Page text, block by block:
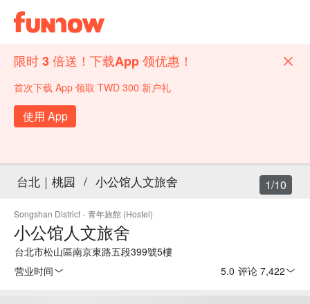
限时 3 倍送！下载App 领优惠！
首次下载 App 领取 TWD 300 新户礼
使用 App
台北｜桃园 / 小公馆人文旅舍
Songshan District · 青年旅館 (Hostel)
小公馆人文旅舍
台北市松山區南京東路五段399號5樓
营业时间
5.0 评论 7,422
1/10